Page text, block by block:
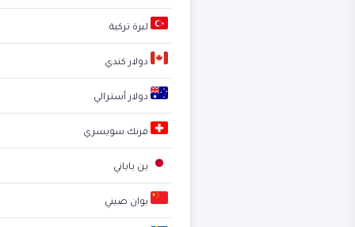
ليرة تركية
دولار كندي
دولار أسترالي
فرنك سويسري
ين ياباني
يوان صيني